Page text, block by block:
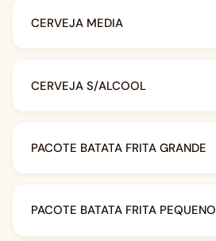
CERVEJA MEDIA
CERVEJA S/ALCOOL
PACOTE BATATA FRITA GRANDE
PACOTE BATATA FRITA PEQUENO